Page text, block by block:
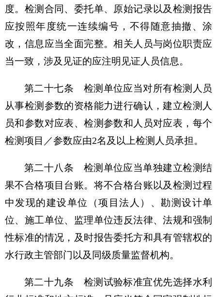
度。检测合同、委托单、原始记录以及检测报告
应按照年度统一连续编号，不得随意抽撤、涂
改，信息应当全面完整。相关人员与岗位职责应
当一致，涉及见证的应注明见证人员信息。
第二十七条 检测单位应当对所有检测人员
从事检测参数的资格能力进行确认，建立检测人
员和参数对应表、检测参数和人员对应表，每个
检测项目／参数应由2名及以上检测人员承担。
第二十八条 检测单位应当单独建立检测结
果不合格项目台账。将不合格台账以及检测过程
中发现的建设单位（项目法人）、勘测设计单
位、施工单位、监理单位违反法律、法规和强制
性标准的情况，及时报告委托方和具有管辖权的
水行政主管部门以及同级质量监督机构。
第二十九条 检测试验标准宜优先选择水利